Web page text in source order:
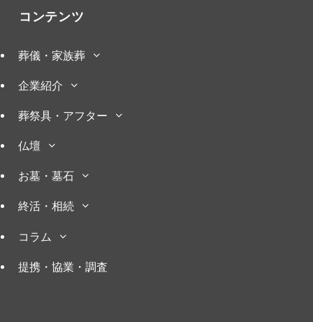
コンテンツ
葬儀・家族葬
企業紹介
葬祭具・アフター
仏壇
お墓・墓石
終活・相続
コラム
提携・協業・調査